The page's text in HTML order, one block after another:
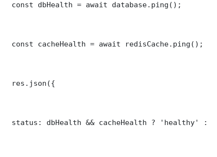
const dbHealth = await database.ping();
const cacheHealth = await redisCache.ping();
res.json({
status: dbHealth && cacheHealth ? 'healthy' :